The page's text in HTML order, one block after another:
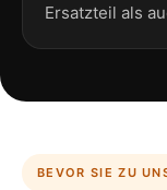
Ersatzteil als
BEVOR SIE ZU